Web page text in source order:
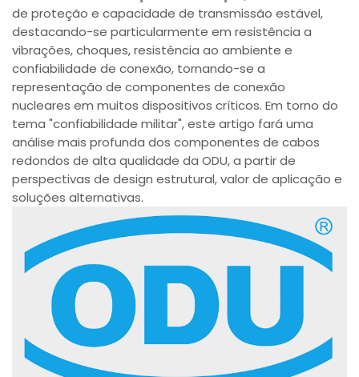
de proteção e capacidade de transmissão estável,
destacando-se particularmente em resistência a
vibrações, choques, resistência ao ambiente e
confiabilidade de conexão, tornando-se a
representação de componentes de conexão
nucleares em muitos dispositivos críticos. Em torno do
tema "confiabilidade militar", este artigo fará uma
análise mais profunda dos componentes de cabos
redondos de alta qualidade da ODU, a partir de
perspectivas de design estrutural, valor de aplicação e
soluções alternativas.